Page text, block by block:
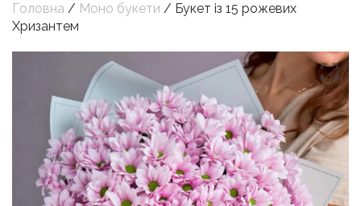
Головна / Моно букети / Букет із 15 рожевих
Хризантем
Дякуємо, Ваш запит успішно надіслано.
Ми з`вяжемося з Вами найближчим часом